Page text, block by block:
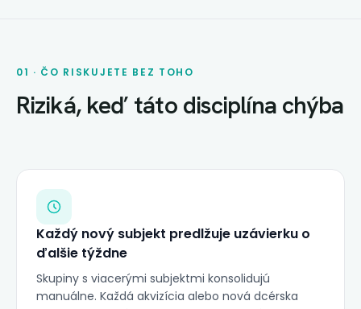
01 · ČO RISKUJETE BEZ TOHO
Riziká, keď táto disciplína chýba
Každý nový subjekt predlžuje uzávierku o
ďalšie týždne
Skupiny s viacerými subjektmi konsolidujú
manuálne. Každá akvizícia alebo nová dcérska